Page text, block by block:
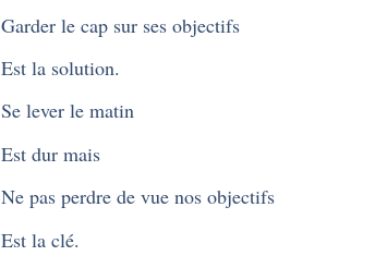
Garder le cap sur ses objectifs
Est la solution.
Se lever le matin
Est dur mais
Ne pas perdre de vue nos objectifs
Est la clé.